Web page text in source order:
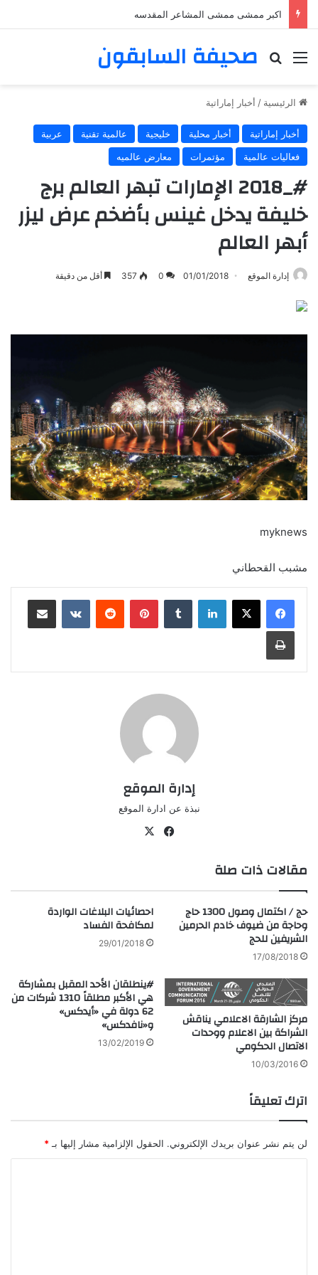
اكبر ممشى ممشى المشاعر المقدسه
صحيفة السابقون القائمة بحث عن
الرئيسية / أخبار إماراتية
أخبار إماراتية أخبار محلية خليجية عالمية تقنية
عربية
فعاليات عالمية
مؤتمرات معارض عالميه
#_2018 الإمارات تبهر العالم برج
خليفة يدخل غينس بأضخم عرض ليزر
أبهر العالم
إدارة الموقع 01/01/2018
0
357 أقل من دقيقة
myknews
مشبب القحطاني
لينكدإن بينتيريست
إدارة الموقع
نبذة عن ادارة الموقع
في
مقالات ذات صلة
حج / اكتمال وصول 1300 حاج
وحاجة من ضيوف خادم الحرمين
الشريفين للحج
17/08/2018
احصائيات البلاغات الواردة
لمكافحة الفساد
29/01/2018
مركز الشارقة الاعلامي يناقش
الشراكة بين الاعلام ووحدات
الاتصال الحكومي
10/03/2016
#ينطلقان الأحد المقبل بمشاركة
هي الأكبر مطلقاً 1310 شركات من
62 دولة في «أيدكس»
و«نافدكس»
13/02/2019
اترك تعليقاً
لن يتم نشر عنوان بريدك الإلكتروني. الحقول الإلزامية مشار إليها بـ *